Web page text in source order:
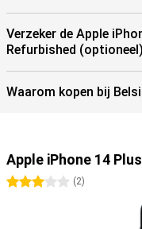
Verzeker de Apple
Refurbished (optioneel)
Waarom kopen bij
Apple iPhone 14
3 sterren
(2)